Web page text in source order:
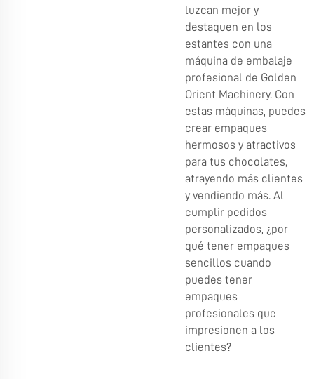
luzcan mejor y
destaquen en los
estantes con una
máquina de embalaje
profesional de Golden
Orient Machinery. Con
estas máquinas, puedes
crear empaques
hermosos y atractivos
para tus chocolates,
atrayendo más clientes
y vendiendo más. Al
cumplir pedidos
personalizados, ¿por
qué tener empaques
sencillos cuando
puedes tener
empaques
profesionales que
impresionen a los
clientes?